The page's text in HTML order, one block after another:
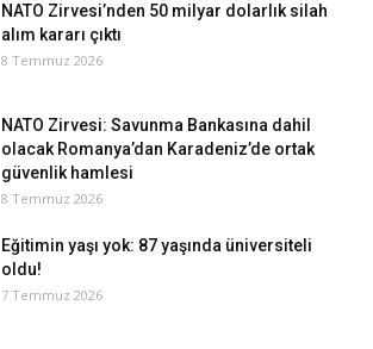
NATO Zirvesi’nden 50 milyar dolarlık silah
alım kararı çıktı
8 Temmuz 2026
NATO Zirvesi: Savunma Bankasına dahil
olacak Romanya’dan Karadeniz’de ortak
güvenlik hamlesi
8 Temmuz 2026
Eğitimin yaşı yok: 87 yaşında üniversiteli
oldu!
7 Temmuz 2026